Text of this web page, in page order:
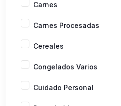
Carnes
Carnes Procesadas
Cereales
Congelados Varios
Cuidado Personal